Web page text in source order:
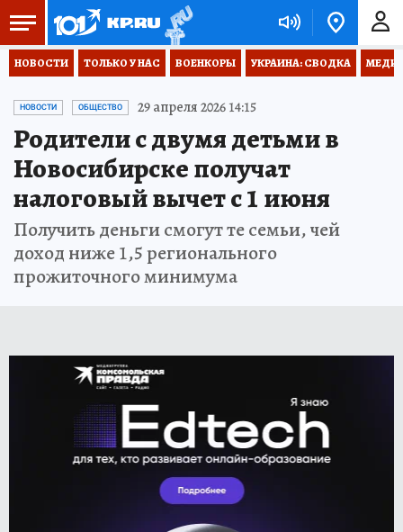
НОВОСТИ ТОЛЬКО У НАС ВОЕНКОРЫ УКРАИНА: СВОДКА
НОВОСТИ ОБЩЕСТВО 29 апреля 2026 14:15
Родители с двумя детьми в
Новосибирске получат
налоговый вычет с 1 июня
Получить деньги смогут те семьи, чей
доход ниже 1,5 регионального
прожиточного минимума